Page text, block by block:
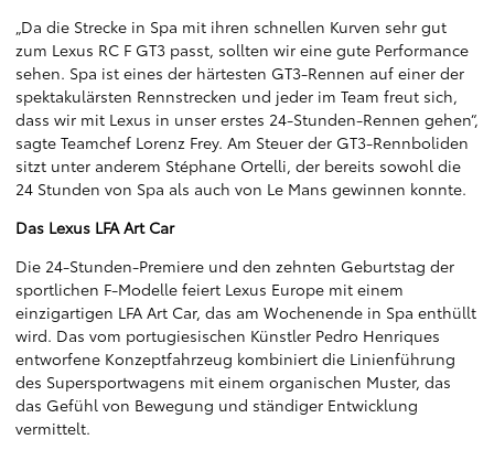
„Da die Strecke in Spa mit ihren schnellen Kurven sehr gut
zum Lexus RC F GT3 passt, sollten wir eine gute Performance
sehen. Spa ist eines der härtesten GT3-Rennen auf einer der
spektakulärsten Rennstrecken und jeder im Team freut sich,
dass wir mit Lexus in unser erstes 24-Stunden-Rennen gehen“,
sagte Teamchef Lorenz Frey. Am Steuer der GT3-Rennboliden
sitzt unter anderem Stéphane Ortelli, der bereits sowohl die
24 Stunden von Spa als auch von Le Mans gewinnen konnte.
Das Lexus LFA Art Car
Die 24-Stunden-Premiere und den zehnten Geburtstag der
sportlichen F-Modelle feiert Lexus Europe mit einem
einzigartigen LFA Art Car, das am Wochenende in Spa enthüllt
wird. Das vom portugiesischen Künstler Pedro Henriques
entworfene Konzeptfahrzeug kombiniert die Linienführung
des Supersportwagens mit einem organischen Muster, das
das Gefühl von Bewegung und ständiger Entwicklung
vermittelt.